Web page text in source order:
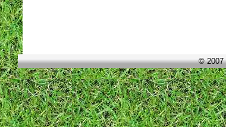
© 2007